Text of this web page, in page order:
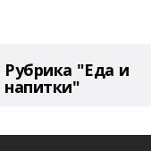
Рубрика "Еда и
напитки"